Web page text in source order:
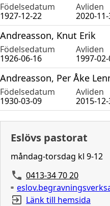
Födelsedatum Avliden
1927-12-22
2020-
Andreasson, Knut Erik
Födelsedatum Avliden
1926-06-16
1997-
Andreasson, Per Åke
Födelsedatum Avliden
1930-03-09
2015-12-
Eslövs pastorat
måndag-torsdag kl 9-12
0413-34 70 20
Länk till hemsida